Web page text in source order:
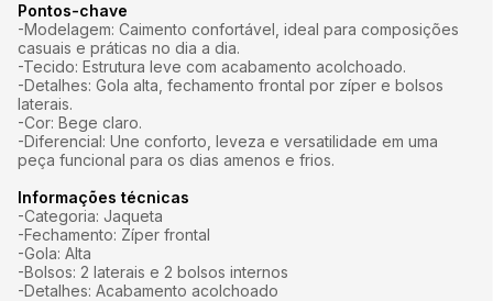
Pontos-chave
-Modelagem: Caimento confortável, ideal para composições
casuais e práticas no dia a dia.
-Tecido: Estrutura leve com acabamento acolchoado.
-Detalhes: Gola alta, fechamento frontal por zíper e bolsos
laterais.
-Cor: Bege claro.
-Diferencial: Une conforto, leveza e versatilidade em uma
peça funcional para os dias amenos e frios.
Informações técnicas
-Categoria: Jaqueta
-Fechamento: Zíper frontal
-Gola: Alta
-Bolsos: 2 laterais e 2 bolsos internos
-Detalhes: Acabamento acolchoado